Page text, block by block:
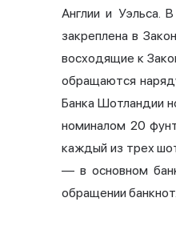
Англии и Уэльса.
закреплена в
восходящие к
обращаются
Банка Шотландии
номиналом 20
каждый из трех
— в основном
обращении